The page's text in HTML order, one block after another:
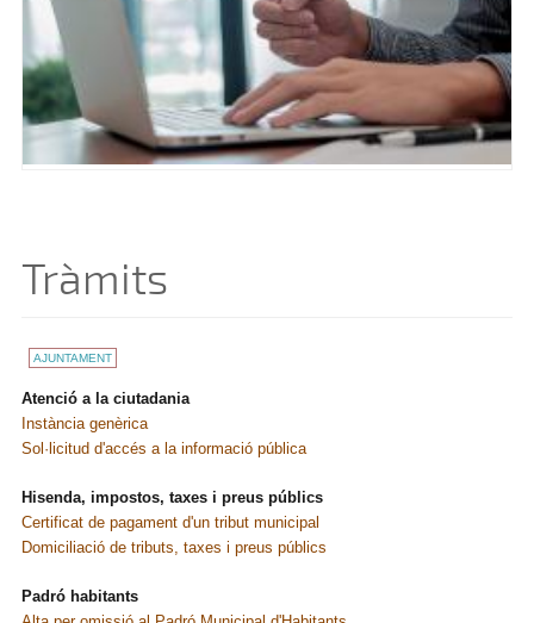
Tràmits
AJUNTAMENT
Atenció a la ciutadania
Instància genèrica
Sol·licitud d'accés a la informació pública
Hisenda, impostos, taxes i preus públics
Certificat de pagament d'un tribut municipal
Domiciliació de tributs, taxes i preus públics
Padró habitants